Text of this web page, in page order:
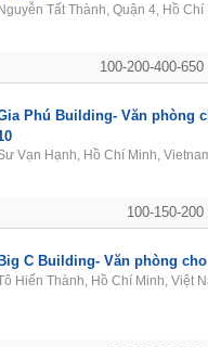
100-200-400-650
Nguyễn Tất Thành, Quận 4, Hồ
100-150-200
Phú Building- Văn phòng
Vạn Hạnh, Hồ Chí Minh,
Big C Building- Văn phòng
Hiến Thành, Hồ Chí Minh, Việt